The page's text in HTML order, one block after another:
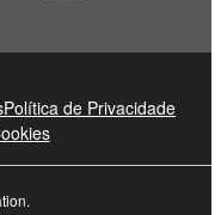
Política de Privacidade